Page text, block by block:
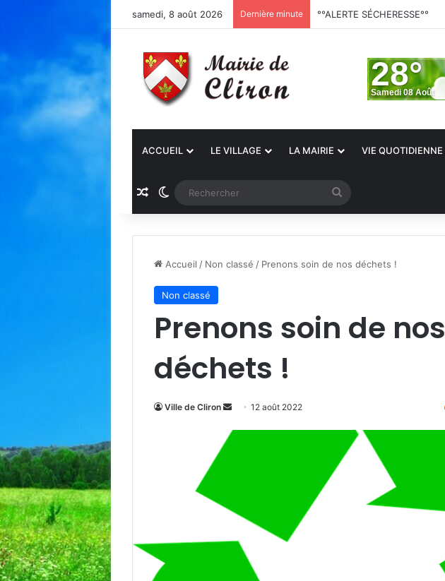
samedi, 8 août 2026 Dernière minute °°ALERTE SÉCHERESSE°°
ACCUEIL LE VILLAGE LA MAIRIE VIE QUOTIDIENNE
Article Aléatoire
Switch skin
Accueil / Non classé / Prenons soin de nos déchets !
Non classé
Prenons soin de nos
déchets !
Ville de Cliron
Envoyer12 août 2022